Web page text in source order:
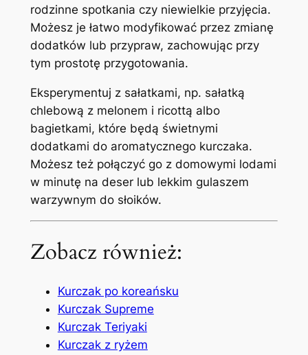
rodzinne spotkania czy niewielkie przyjęcia.
Możesz je łatwo modyfikować przez zmianę
dodatków lub przypraw, zachowując przy
tym prostotę przygotowania.
Eksperymentuj z sałatkami, np. sałatką
chlebową z melonem i ricottą albo
bagietkami, które będą świetnymi
dodatkami do aromatycznego kurczaka.
Możesz też połączyć go z domowymi lodami
w minutę na deser lub lekkim gulaszem
warzywnym do słoików.
Zobacz również:
Kurczak po koreańsku
Kurczak Supreme
Kurczak Teriyaki
Kurczak z ryżem